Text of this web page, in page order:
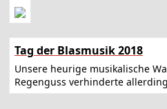
Tag der Blasmusik 2018
Unsere heurige musikalische
Regenguss verhinderte